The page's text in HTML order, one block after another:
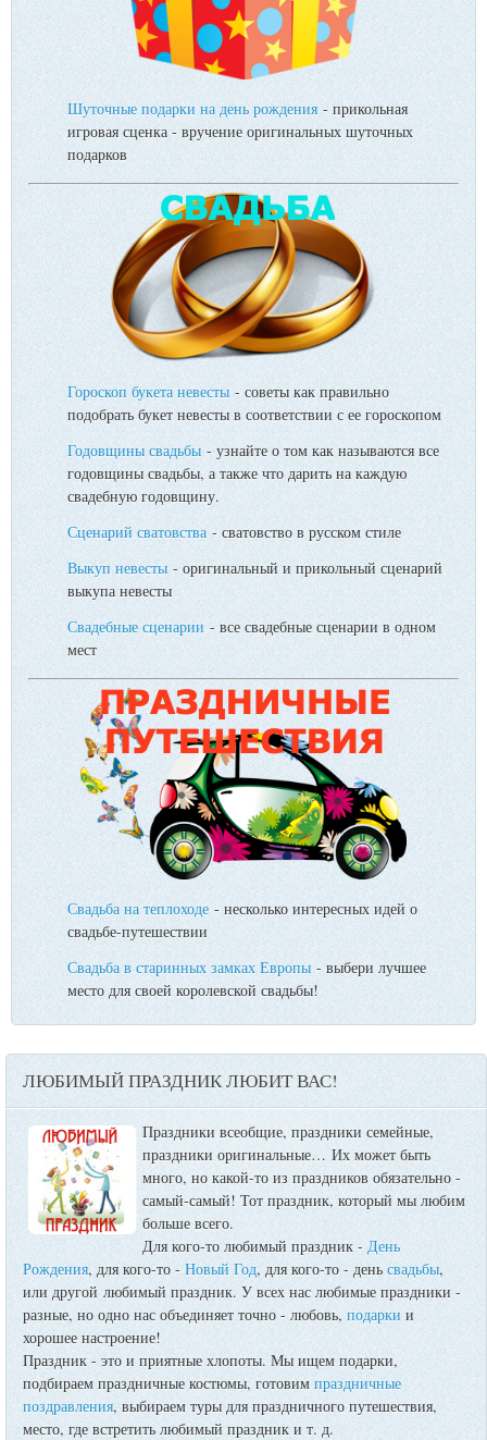
Шуточные подарки на день рождения- прикольная
игровая сценка - вручение оригинальных шуточных
подарков
Гороскоп букета невесты- советы как правильно
подобрать букет невесты в соответствии с ее гороскопом
Годовщины свадьбы- узнайте о том как называются все
годовщины свадьбы, а также что дарить на каждую
свадебную годовщину.
Сценарий сватовства- сватовство в русском стиле
Выкуп невесты- оригинальный и прикольный сценарий
выкупа невесты
Свадебные сценарии- все свадебные сценарии в одном
мест
Свадьба на теплоходе - несколько интересных идей о
свадьбе-путешествии
Свадьба в старинных замках Европы - выбери лучшее
место для своей королевской свадьбы!
ЛЮБИМЫЙ ПРАЗДНИК ЛЮБИТ ВАС!
Праздники всеобщие, праздники семейные,
праздники оригинальные… Их может быть
много, но какой-то из праздников обязательно -
самый-самый! Тот праздник, который мы любим
больше всего.
Для кого-то любимый праздник - День
Рождения, для кого-то -Новый Год, для кого-то - деньсвадьбы,
или другой любимый праздник. У всех нас любимые праздники -
разные, но одно нас объединяет точно - любовь,подаркии
хорошее настроение!
Праздник - это и приятные хлопоты. Мы ищем подарки,
подбираем праздничные костюмы, готовимпраздничные
поздравления, выбираем туры для праздничного путешествия,
место, где встретить любимый праздник и т. д.